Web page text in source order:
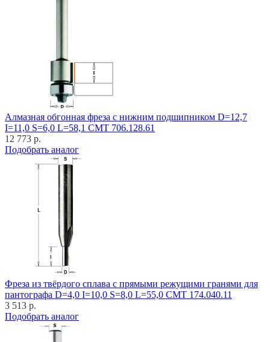
Алмазная обгонная фреза с нижним подшипником D=12,7
I=11,0 S=6,0 L=58,1 CMT 706.128.61
12 773 р.
Подобрать аналог
Фреза из твёрдого сплава с прямыми режущими гранями для
пантографа D=4,0 I=10,0 S=8,0 L=55,0 CMT 174.040.11
3 513 р.
Подобрать аналог